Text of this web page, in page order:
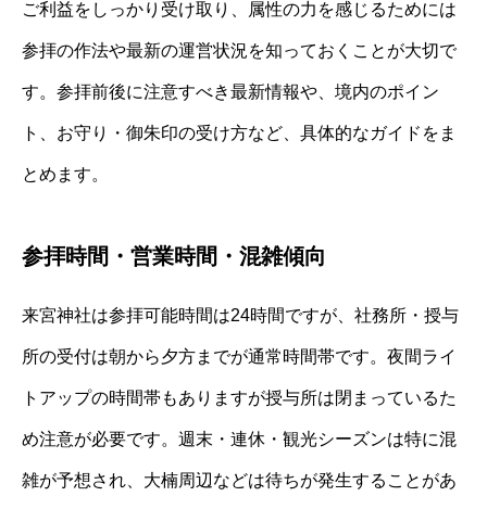
ご利益をしっかり受け取り、属性の力を感じるためには
参拝の作法や最新の運営状況を知っておくことが大切で
す。参拝前後に注意すべき最新情報や、境内のポイン
ト、お守り・御朱印の受け方など、具体的なガイドをま
とめます。
参拝時間・営業時間・混雑傾向
来宮神社は参拝可能時間は24時間ですが、社務所・授与
所の受付は朝から夕方までが通常時間帯です。夜間ライ
トアップの時間帯もありますが授与所は閉まっているた
め注意が必要です。週末・連休・観光シーズンは特に混
雑が予想され、大楠周辺などは待ちが発生することがあ